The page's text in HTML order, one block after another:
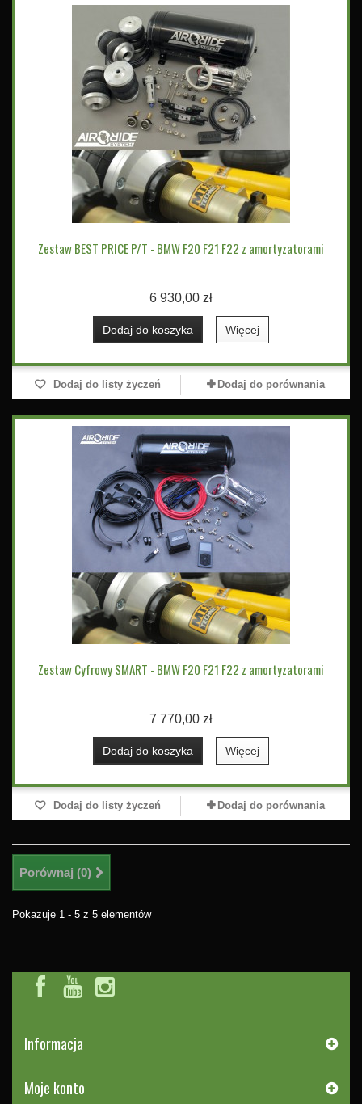
Zestaw BEST PRICE P/T - BMW F20 F21 F22 z amortyzatorami
6 930,00 zł
Dodaj do koszyka Więcej
Dodaj do listy życzeń Dodaj do porównania
Zestaw Cyfrowy SMART - BMW F20 F21 F22 z amortyzatorami
7 770,00 zł
Dodaj do koszyka Więcej
Dodaj do listy życzeń Dodaj do porównania
Porównaj (0)
Pokazuje 1 - 5 z 5 elementów
Informacja
Moje konto